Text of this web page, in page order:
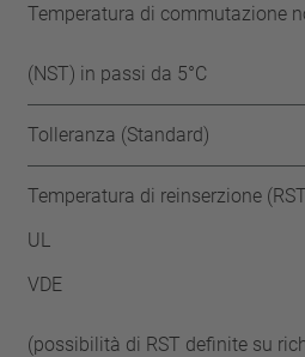
Temperatura di commutazione
(NST) in passi da 5°C
Tolleranza (Standard)
Temperatura di reinserzione
UL
VDE
(possibilità di RST definite su